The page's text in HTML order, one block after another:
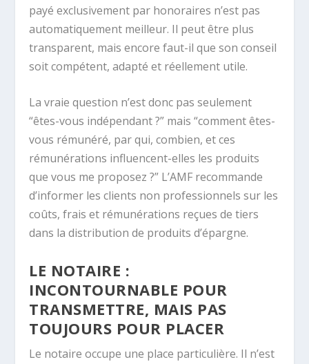
payé exclusivement par honoraires n’est pas
automatiquement meilleur. Il peut être plus
transparent, mais encore faut-il que son conseil
soit compétent, adapté et réellement utile.
La vraie question n’est donc pas seulement
“êtes-vous indépendant ?” mais “comment êtes-
vous rémunéré, par qui, combien, et ces
rémunérations influencent-elles les produits
que vous me proposez ?” L’AMF recommande
d’informer les clients non professionnels sur les
coûts, frais et rémunérations reçues de tiers
dans la distribution de produits d’épargne.
LE NOTAIRE :
INCONTOURNABLE POUR
TRANSMETTRE, MAIS PAS
TOUJOURS POUR PLACER
Le notaire occupe une place particulière. Il n’est